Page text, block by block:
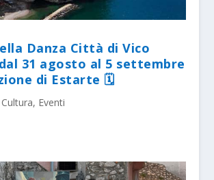
Danza Città di Vico
31 agosto al 5 settembre
di Estarte 🗓
Cultura, Eventi